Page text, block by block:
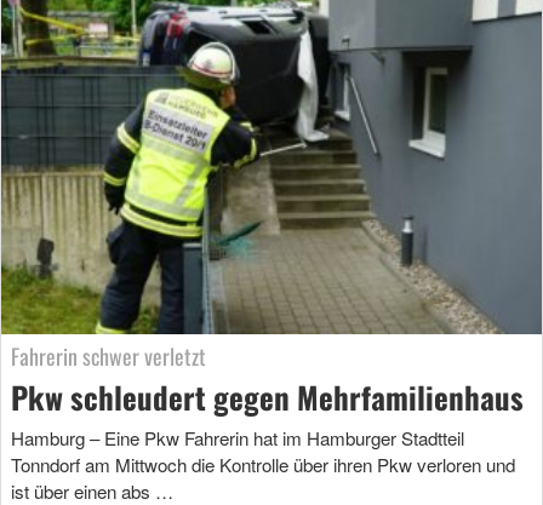
Fahrerin schwer verletzt
Pkw schleudert gegen Mehrfamilienhaus
Hamburg – Eine Pkw Fahrerin hat im Hamburger Stadtteil
Tonndorf am Mittwoch die Kontrolle über ihren Pkw verloren und
ist über einen abs …